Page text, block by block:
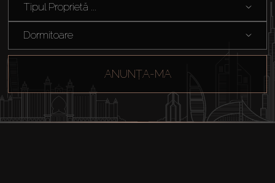
Tipul Proprietă ...
Dormitoare
ANUNȚA-MA